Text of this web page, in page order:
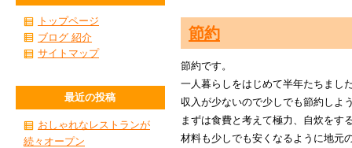
節約
節約です。
一人暮らしをはじめて半年たちまし
収入が少ないので少しでも節約しよ
まずは食費と考えて極力、自炊をす
材料も少しでも安くなるように地元
トップページ
ブログ 紹介
サイトマップ
最近の投稿
おしゃれなレストランが
続々オープン